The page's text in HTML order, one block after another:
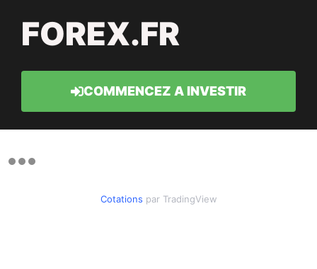
FOREX.FR
COMMENCEZ A INVESTIR
Cotations par TradingView